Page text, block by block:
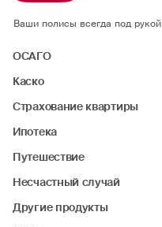
Ваши полисы всегда под рукой
ОСАГО
Каско
Страхование квартиры
Ипотека
Путешествие
Несчастный случай
Другие продукты